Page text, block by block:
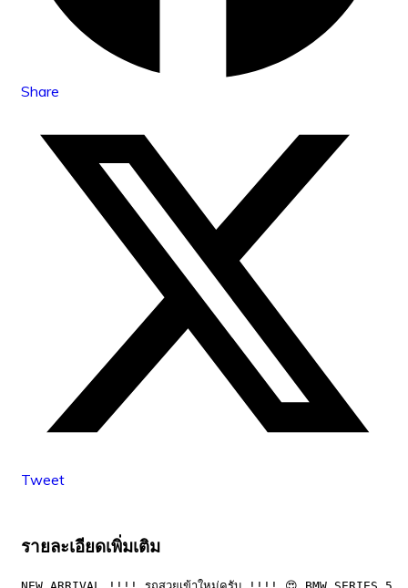
Share
Tweet
รายละเอียดเพิ่มเติม